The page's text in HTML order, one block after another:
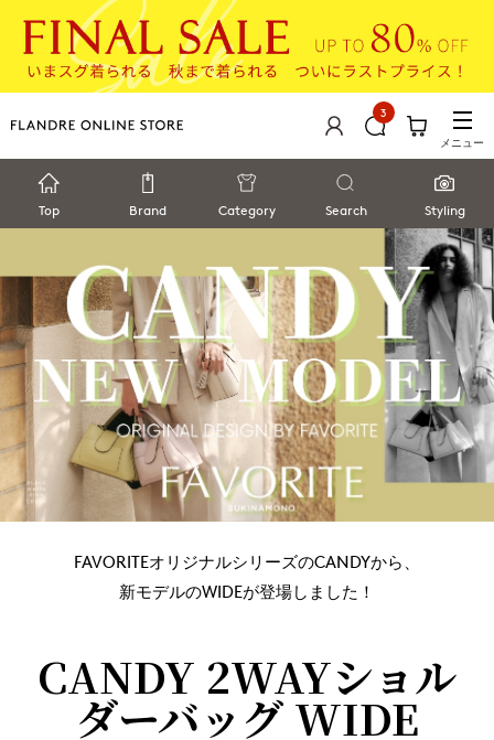
3
メニュー
Top Brand Category Search Styling
FAVORITEオリジナルシリーズのCANDYから、
新モデルのWIDEが登場しました！
CANDY 2WAYショル
ダーバッグ WIDE